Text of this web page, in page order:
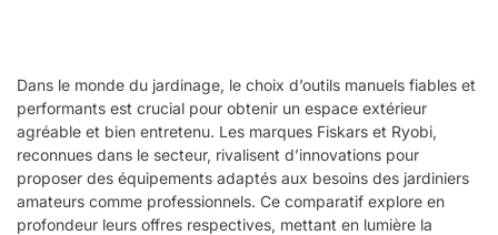
Dans le monde du jardinage, le choix d’outils manuels fiables et
performants est crucial pour obtenir un espace extérieur
agréable et bien entretenu. Les marques Fiskars et Ryobi,
reconnues dans le secteur, rivalisent d’innovations pour
proposer des équipements adaptés aux besoins des jardiniers
amateurs comme professionnels. Ce comparatif explore en
profondeur leurs offres respectives, mettant en lumière la